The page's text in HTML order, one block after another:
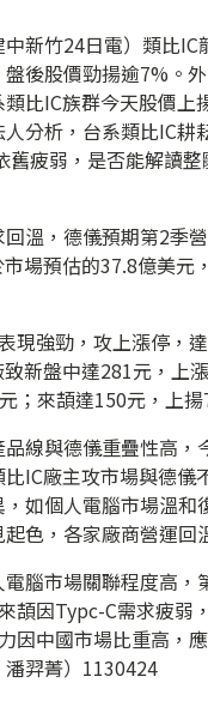
中新竹24日電）類比
後股價勁揚逾7%。
比IC族群今天股價上
分析，台系類比IC耕
舊疲弱，是否能解讀
溫，德儀預期第2季
場預估的37.8億美元
現強勁，攻上漲停，
新盤中達281元，上
；來頡達150元，上揚
線與德儀重疊性高，
IC廠主攻市場與德儀
如個人電腦市場溫和
色，各家廠商營運回
腦市場關聯程度高，
頡因Typc-C需求疲弱
因中國市場比重高，
羿菁）1130424